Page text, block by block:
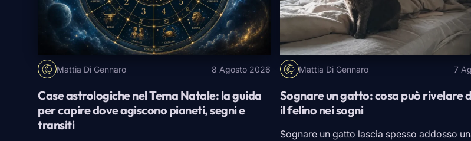
Mattia Di Gennaro 8 Agosto 2026
Case astrologiche nel Tema Natale: la guida
per capire dove agiscono pianeti, segni e
transiti
Mattia Di Gennaro 7
Sognare un gatto: cosa può rivelare
il felino nei sogni
Sognare un gatto lascia spesso addosso